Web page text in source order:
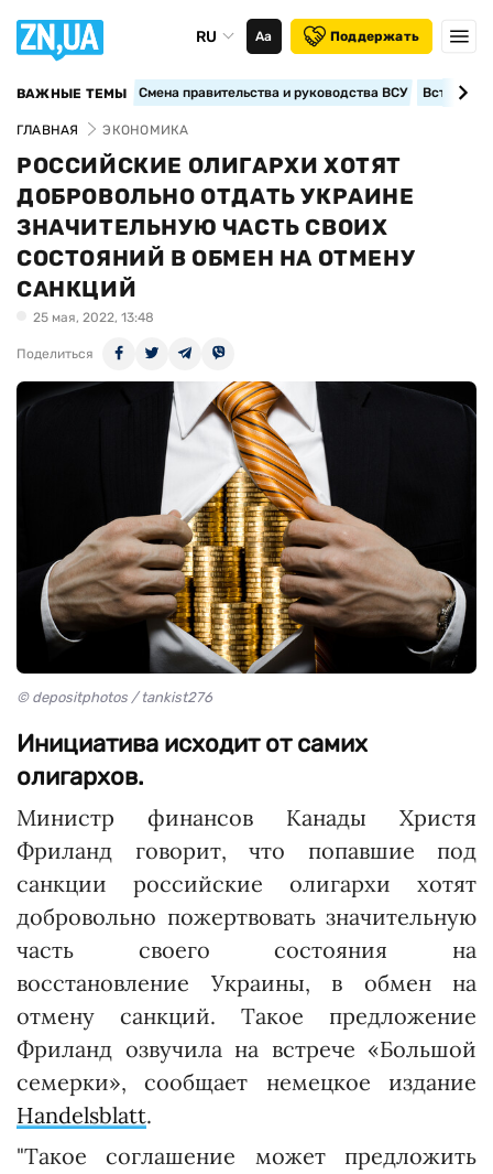
RU Аа Поддержать
ВАЖНЫЕ ТЕМЫ Смена правительства и руководства ВСУ
ГЛАВНАЯ ЭКОНОМИКА
РОССИЙСКИЕ ОЛИГАРХИ ХОТЯТ
ДОБРОВОЛЬНО ОТДАТЬ УКРАИНЕ
ЗНАЧИТЕЛЬНУЮ ЧАСТЬ СВОИХ
СОСТОЯНИЙ В ОБМЕН НА ОТМЕНУ
САНКЦИЙ
25 мая, 2022, 13:48
Поделиться
© depositphotos / tankist276
Инициатива исходит от самих
олигархов.
Министр финансов Канады Христя
Фриланд говорит, что попавшие под
санкции российские олигархи хотят
добровольно пожертвовать значительную
часть своего состояния на
восстановление Украины, в обмен на
отмену санкций. Такое предложение
Фриланд озвучила на встрече «Большой
семерки», сообщает немецкое издание
Handelsblatt.
"Такое соглашение может предложить